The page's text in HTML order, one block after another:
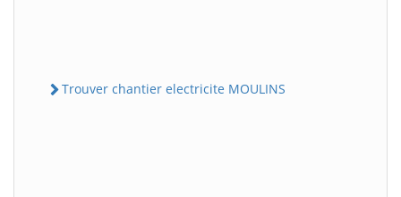
Trouver chantier electricite MOULINS